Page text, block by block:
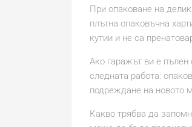
При опаковане на
плътна опаковъчна
кутии и не са
Ако гаражът ви е
следната работа:
подреждане на новото
Какво трябва да